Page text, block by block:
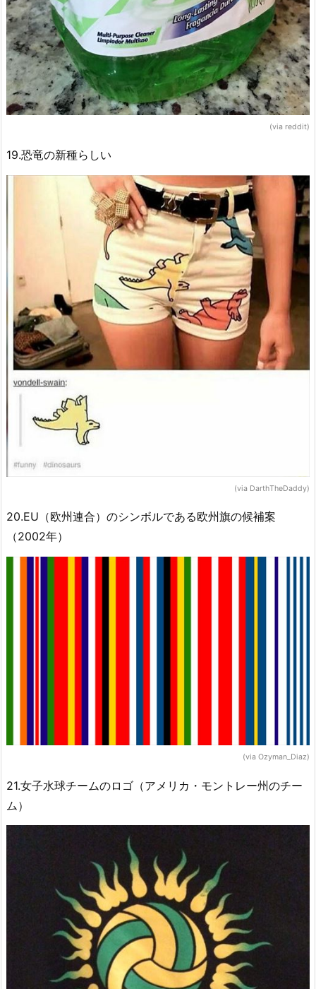
(via reddit)
19.恐竜の新種らしい
(via DarthTheDaddy)
20.EU（欧州連合）のシンボルである欧州旗の候補案
（2002年）
(via Ozyman_Diaz)
21.女子水球チームのロゴ（アメリカ・モントレー州のチー
ム）